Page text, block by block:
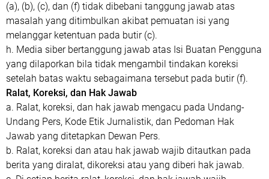
(a), (b), (c), dan (f) tidak dibebani tanggung jawab atas
masalah yang ditimbulkan akibat pemuatan isi yang
melanggar ketentuan pada butir (c).
h. Media siber bertanggung jawab atas Isi Buatan Pengguna
yang dilaporkan bila tidak mengambil tindakan koreksi
setelah batas waktu sebagaimana tersebut pada butir (f).
Ralat, Koreksi, dan Hak Jawab
a. Ralat, koreksi, dan hak jawab mengacu pada Undang-
Undang Pers, Kode Etik Jurnalistik, dan Pedoman Hak
Jawab yang ditetapkan Dewan Pers.
b. Ralat, koreksi dan atau hak jawab wajib ditautkan pada
berita yang diralat, dikoreksi atau yang diberi hak jawab.